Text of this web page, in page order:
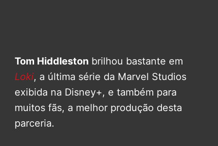
Tom Hiddleston brilhou bastante em
Loki, a última série da Marvel Studios
exibida na Disney+, e também para
muitos fãs, a melhor produção desta
parceria.